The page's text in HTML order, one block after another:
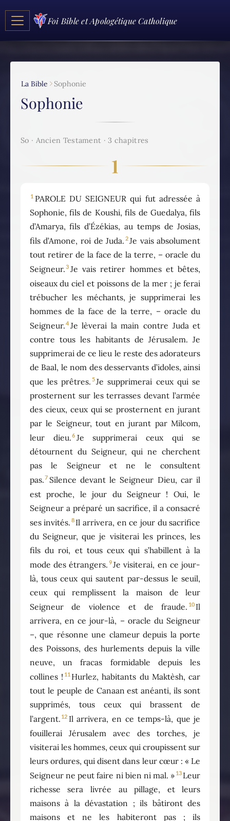
Foi Bible et Apologétique Catholique
La Bible Sophonie
Sophonie
So · Ancien Testament · 3 chapitres
1
1 PAROLE DU SEIGNEUR qui fut adressée à
Sophonie, fils de Koushi, fils de Guedalya, fils
d’Amarya, fils d’Ézékias, au temps de Josias,
fils d’Amone, roi de Juda. 2Je vais absolument
tout retirer de la face de la terre, – oracle du
Seigneur.3 Je vais retirer hommes et bêtes,
oiseaux du ciel et poissons de la mer ; je ferai
trébucher les méchants, je supprimerai les
hommes de la face de la terre, – oracle du
Seigneur.4 Je lèverai la main contre Juda et
contre tous les habitants de Jérusalem. Je
supprimerai de ce lieu le reste des adorateurs
de Baal, le nom des desservants d’idoles, ainsi
que les prêtres. 5Je supprimerai ceux qui se
prosternent sur les terrasses devant l’armée
des cieux, ceux qui se prosternent en jurant
par le Seigneur, tout en jurant par Milcom,
leur dieu.6 Je supprimerai ceux qui se
détournent du Seigneur, qui ne cherchent
pas le Seigneur et ne le consultent
pas.7 Silence devant le Seigneur Dieu, car il
est proche, le jour du Seigneur ! Oui, le
Seigneur a préparé un sacrifice, il a consacré
ses invités. 8 Il arrivera, en ce jour du sacrifice
du Seigneur, que je visiterai les princes, les
fils du roi, et tous ceux qui s’habillent à la
mode des étrangers. 9Je visiterai, en ce jour-
là, tous ceux qui sautent par-dessus le seuil,
ceux qui remplissent la maison de leur
Seigneur de violence et de fraude. 10 Il
arrivera, en ce jour-là, – oracle du Seigneur
–, que résonne une clameur depuis la porte
des Poissons, des hurlements depuis la ville
neuve, un fracas formidable depuis les
collines ! 11 Hurlez, habitants du Maktèsh, car
tout le peuple de Canaan est anéanti, ils sont
supprimés, tous ceux qui brassent de
l’argent. 12 Il arrivera, en ce temps-là, que je
fouillerai Jérusalem avec des torches, je
visiterai les hommes, ceux qui croupissent sur
leurs ordures, qui disent dans leur cœur : « Le
Seigneur ne peut faire ni bien ni mal. » 13 Leur
richesse sera livrée au pillage, et leurs
maisons à la dévastation ; ils bâtiront des
maisons et ne les habiteront pas ; ils